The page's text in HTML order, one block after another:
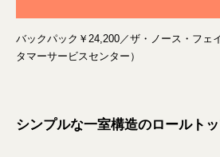
バックパック￥24,200／ザ・ノース・フェ
タマーサービスセンター）
シンプルな一室構造のロールト